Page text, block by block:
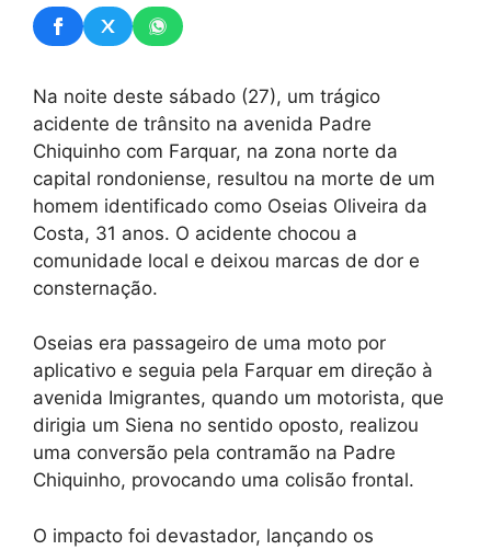
Na noite deste sábado (27), um trágico
acidente de trânsito na avenida Padre
Chiquinho com Farquar, na zona norte da
capital rondoniense, resultou na morte de um
homem identificado como Oseias Oliveira da
Costa, 31 anos. O acidente chocou a
comunidade local e deixou marcas de dor e
consternação.
Oseias era passageiro de uma moto por
aplicativo e seguia pela Farquar em direção à
avenida Imigrantes, quando um motorista, que
dirigia um Siena no sentido oposto, realizou
uma conversão pela contramão na Padre
Chiquinho, provocando uma colisão frontal.
O impacto foi devastador, lançando os